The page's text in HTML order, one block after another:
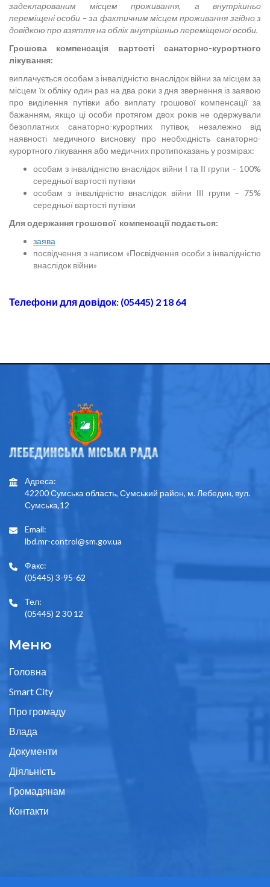
задекларованим місцем проживання, а внутрішньо
переміщені особи – за фактичним місцем проживання згідно з
довідкою про взяття на облік внутрішньо переміщеної особи.
Грошова компенсація вартості санаторно-курортного
лікування:
виплачується особам з інвалідністю внаслідок війни за місцем за
місцем їх обліку один раз на два роки з дня звернення із заявою
про виділення путівки або виплату грошової компенсації за
бажанням, якщо ці особи протягом двох років не одержували
безоплатних санаторно-курортних путівок, незалежно від
наявності медичного висновку про необхідність санаторно-
курортного лікування або медичних протипоказань у розмірах:
особам з інвалідністю внаслідок війни І та ІІ групи – 100%
середньої вартості путівки
особам з інвалідністю внаслідок війни ІІІ групи – 75%
середньої вартості путівки
Для одержання грошової компенсації подається:
заява
посвідчення з написом «Посвідчення особи з інвалідністю
внаслідок війни»
Телефони для довідок: (05445) 2 18 64
Адреса:
42200 Сумська область, Сумський район, м. Лебедин, вул.
Сумська,12
Email:
lbd.mr-control@sm.gov.ua
Факс:
(05445) 3-95-62
Тел:
(05445) 2 30 12
Меню
Головна
Smart City
Про громаду
Влада
Документи
Діяльність
Громадянам
Контакти